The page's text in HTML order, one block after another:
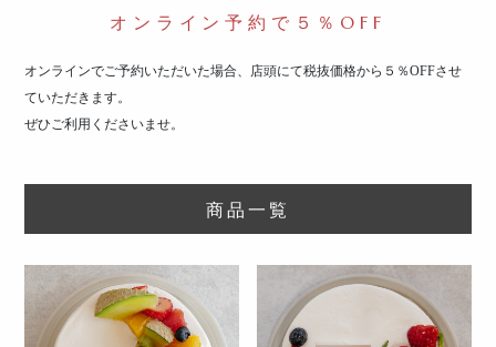
オンライン予約で５％OFF
オンラインでご予約いただいた場合、店頭にて税抜価格から５％OFFさせ
ていただきます。
ぜひご利用くださいませ。
商品一覧